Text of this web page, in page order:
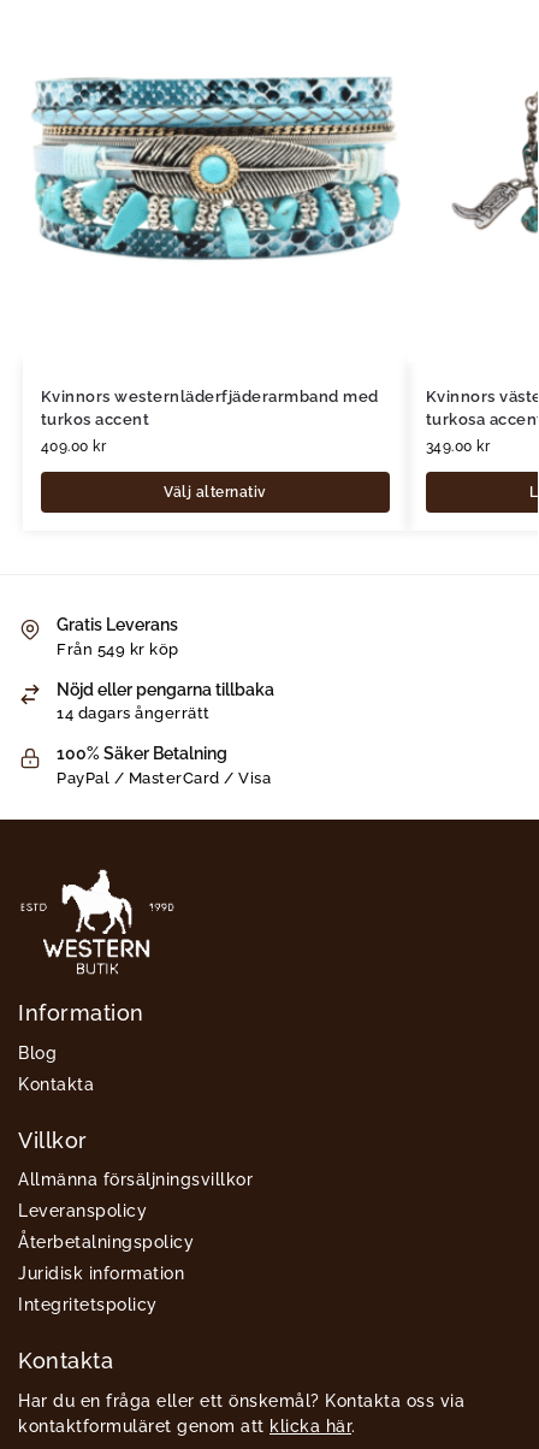
Kvinnors westernläderfjäderarmband med
turkos accent
409.00 kr
Välj alternativ
Kvinnors
turkosa
349.00 kr
Gratis Leverans
Från 549 kr köp
Nöjd eller pengarna tillbaka
14 dagars ångerrätt
100% Säker Betalning
PayPal / MasterCard / Visa
Information
Blog
Kontakta
Villkor
Allmänna försäljningsvillkor
Leveranspolicy
Återbetalningspolicy
Juridisk information
Integritetspolicy
Kontakta
Har du en fråga eller ett önskemål? Kontakta oss via
kontaktformuläret genom att klicka här.